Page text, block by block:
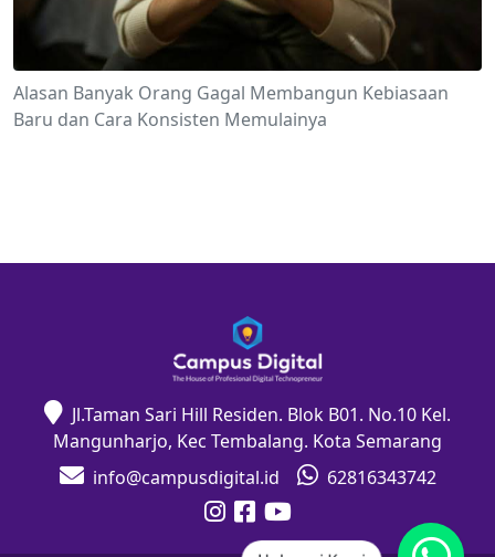
Alasan Banyak Orang Gagal Membangun Kebiasaan
Baru dan Cara Konsisten Memulainya
Jl.Taman Sari Hill Residen. Blok B01. No.10 Kel.
Mangunharjo, Kec Tembalang. Kota Semarang
info@campusdigital.id
62816343742